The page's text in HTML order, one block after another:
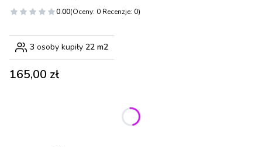
0.00(Oceny: 0 Recenzje: 0)
3 osoby kupiły 22 m2
Cena
165,00 zł
Poszczególne warianty mogą różnić się ceną